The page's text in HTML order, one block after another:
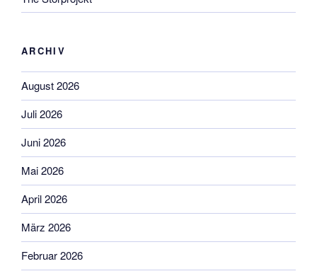
ARCHIV
August 2026
Juli 2026
Juni 2026
Mai 2026
April 2026
März 2026
Februar 2026